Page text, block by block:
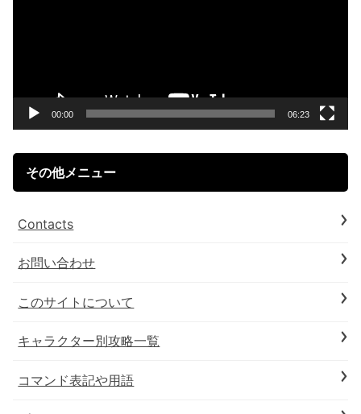
00:00 06:23
その他メニュー
Contacts
お問い合わせ
このサイトについて
キャラクター別攻略一覧
コマンド表記や用語